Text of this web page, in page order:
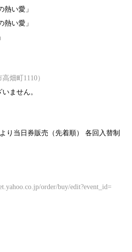
熱い愛」
熱い愛」
畑町1110）
ません。
り当日券販売（先着順） 各回入替制
co.jp/order/buy/edit?event_id=